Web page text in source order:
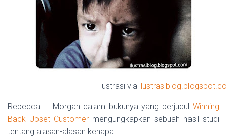
Ilustrasi via
Rebecca L. Morgan dalam bukunya yang berjudul Winning
Back Upset Customermengungkapkan sebuah hasil studi
tentang alasan-alasan kenapa